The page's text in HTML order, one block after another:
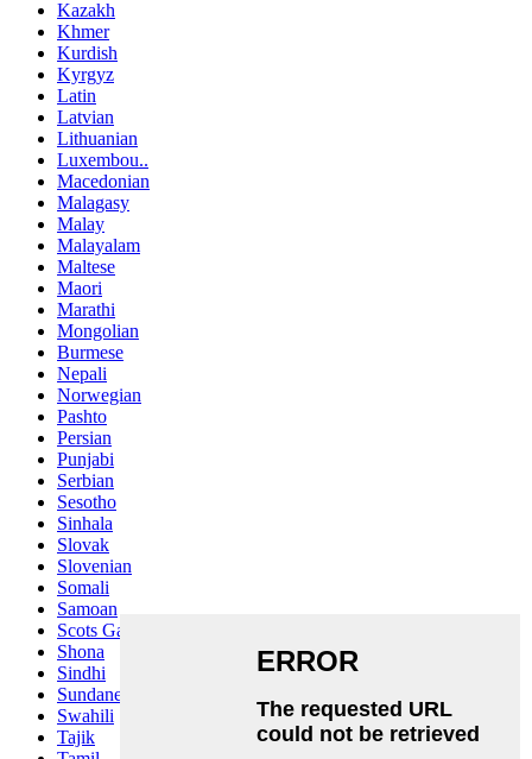
Kazakh
Khmer
Kurdish
Kyrgyz
Latin
Latvian
Lithuanian
Luxembou..
Macedonian
Malagasy
Malay
Malayalam
Maltese
Maori
Marathi
Mongolian
Burmese
Nepali
Norwegian
Pashto
Persian
Punjabi
Serbian
Sesotho
Sinhala
Slovak
Slovenian
Somali
Samoan
Scots Gaelic
Shona
Sindhi
Sundanese
Swahili
Tajik